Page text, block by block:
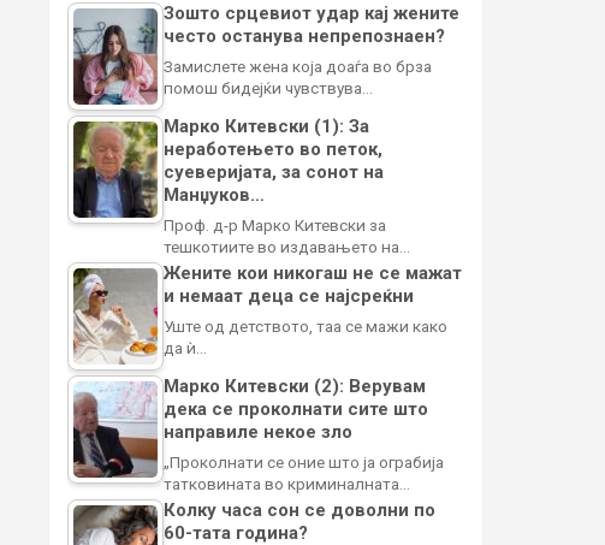
Зошто срцевиот удар кај жените
често останува непрепознаен?
Замислете жена која доаѓа во брза
помош бидејќи чувствува…
Марко Китевски (1): За
неработењето во петок,
суеверијата, за сонот на
Манџуков…
Проф. д-р Марко Китевски за
тешкотиите во издавањето на…
Жените кои никогаш не се мажат
и немаат деца се најсреќни
Уште од детството, таа се мажи како
да ѝ…
Марко Китевски (2): Верувам
дека се проколнати сите што
направиле некое зло
„Проколнати се оние што ја ограбија
татковината во криминалната…
Колку часа сон се доволни по
60-тата година?